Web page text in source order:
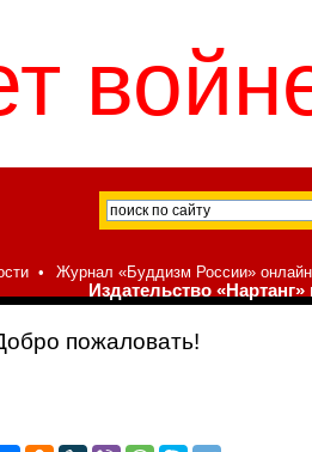
• Журнал «Буддизм России» онлайн
Издательство «Нартанг»
пожаловать!